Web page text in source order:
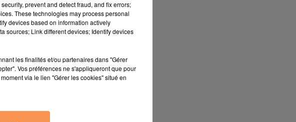
prevent and detect fraud, and fix errors;
These technologies may process personal
devices based on information actively
sources; Link different devices; Identify devices
les finalités et/ou partenaires dans "Gérer
Vos préférences ne s'appliqueront que pour
via le lien "Gérer les cookies" situé en